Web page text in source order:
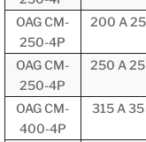
OAG CM-
250-4P
200 A
OAG CM-
250-4P
250 A
OAG CM-
400-4P
315 A